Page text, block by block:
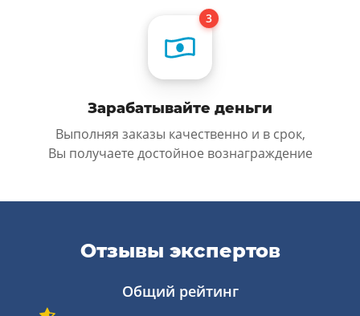
Зарабатывайте деньги
Выполняя заказы качественно и в срок,
Вы получаете достойное вознаграждение
Отзывы экспертов
Общий рейтинг